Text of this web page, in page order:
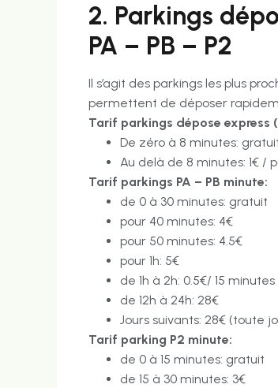
2. Parkings
PA – PB – P2
Il s’agit des parkings les plus
permettent de déposer
Tarif parkings dépose express
De zéro à 8 minutes:
Au delà de 8 minutes: 1€ /
Tarif parkings PA – PB minute:
de 0 à 30 minutes: gratuit
pour 40 minutes: 4€
pour 50 minutes: 4.5€
pour 1h: 5€
de 1h à 2h: 0.5€/ 15 minutes
de 12h à 24h: 28€
Jours suivants: 28€ (toute
Tarif parking P2 minute:
de 0 à 15 minutes: gratuit
de 15 à 30 minutes: 3€